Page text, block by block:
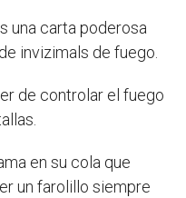
una carta poderosa
invizimals de fuego.
de controlar el fuego
en su cola que
un farolillo siempre